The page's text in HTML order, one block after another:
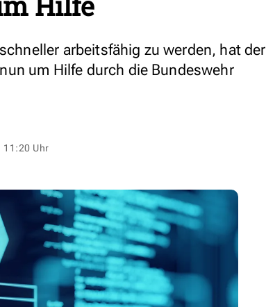
arbeitsfähig zu werden, hat der
um Hilfe durch die Bundeswehr
11:20 Uhr